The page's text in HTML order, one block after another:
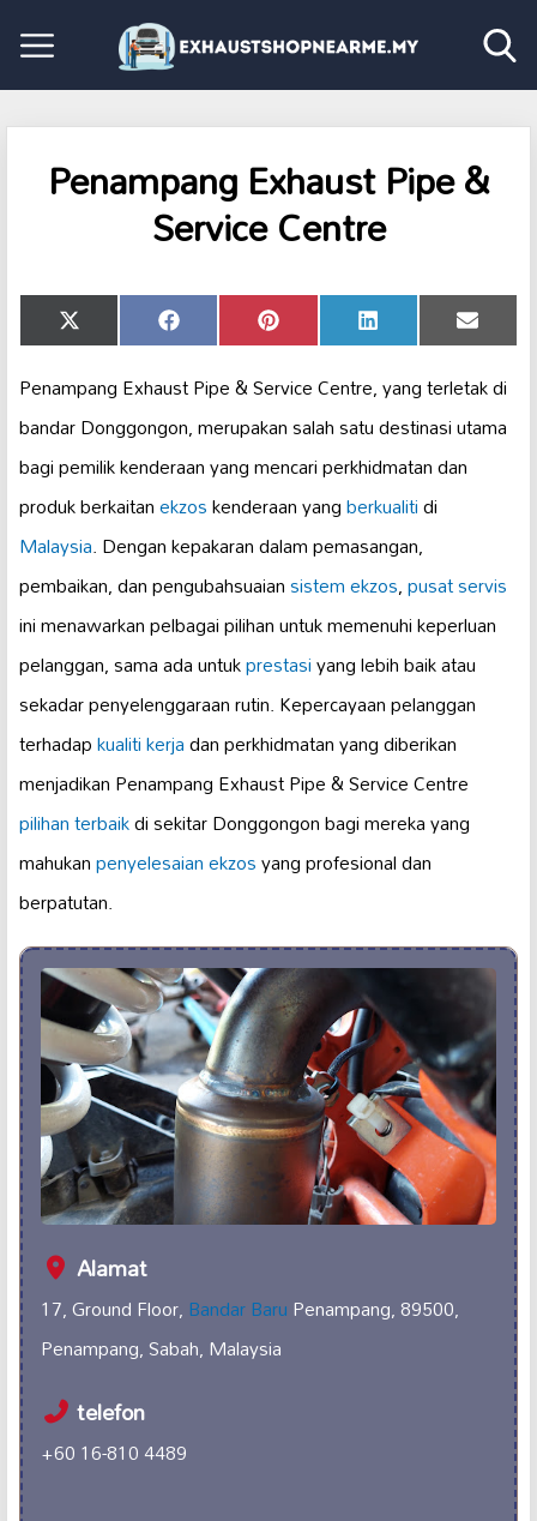
Penampang Exhaust Pipe &
Service Centre
Share
on
X
(Twitter)
Share
on
Facebook Share
on
Pinterest Share
on
LinkedIn Share
on
Email
Penampang Exhaust Pipe & Service Centre, yang terletak di
bandar Donggongon, merupakan salah satu destinasi utama
bagi pemilik kenderaan yang mencari perkhidmatan dan
produk berkaitanekzoskenderaan yangberkualitidi
Malaysia. Dengan kepakaran dalam pemasangan,
pembaikan, dan pengubahsuaiansistem ekzos,pusat servis
ini menawarkan pelbagai pilihan untuk memenuhi keperluan
pelanggan, sama ada untukprestasiyang lebih baik atau
sekadar penyelenggaraan rutin. Kepercayaan pelanggan
terhadapkualiti kerjadan perkhidmatan yang diberikan
menjadikan Penampang Exhaust Pipe & Service Centre
pilihan terbaikdi sekitar Donggongon bagi mereka yang
mahukanpenyelesaian ekzosyang profesional dan
berpatutan.
Alamat
17, Ground Floor,Bandar BaruPenampang, 89500,
Penampang, Sabah, Malaysia
telefon
+60 16-810 4489